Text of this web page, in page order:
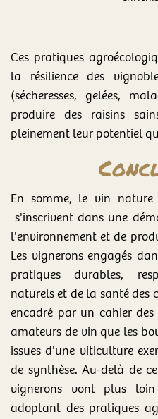
Ces pratiques
la résilience des
(sécheresses, gelées,
produire des raisins
pleinement leur potentiel
En somme, le vin
s'inscrivent dans une
l'environnement et de
Les vignerons engagés
pratiques durables,
naturels et de la santé des
encadré par un cahier
amateurs de vin que les
issues d'une viticulture
de synthèse. Au-delà de
vignerons vont plus
adoptant des pratiques